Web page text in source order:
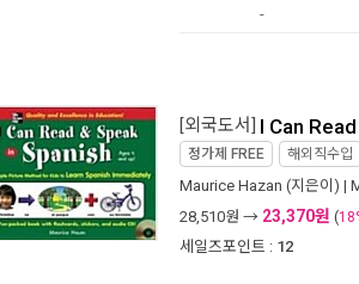
-
[외국도서] I Can
정가제 FREE 해외직수입
Maurice Hazan (지은이) |
28,510원 → 23,370원 (
세일즈포인트 : 12